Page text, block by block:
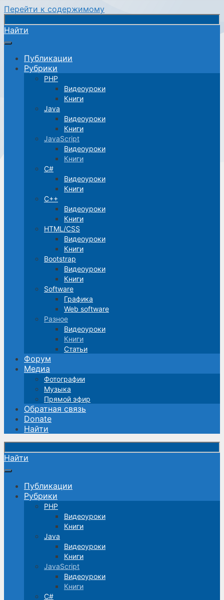
Перейти к содержимому
Найти
Публикации
Рубрики
PHP
Видеоуроки
Книги
Java
Видеоуроки
Книги
JavaScript
Видеоуроки
Книги
C#
Видеоуроки
Книги
C++
Видеоуроки
Книги
HTML/CSS
Видеоуроки
Книги
Bootstrap
Видеоуроки
Книги
Software
Графика
Web software
Разное
Видеоуроки
Книги
Статьи
Форум
Медиа
Фотографии
Музыка
Прямой эфир
Обратная связь
Donate
Найти
Найти
Публикации
Рубрики
PHP
Видеоуроки
Книги
Java
Видеоуроки
Книги
JavaScript
Видеоуроки
Книги
C#